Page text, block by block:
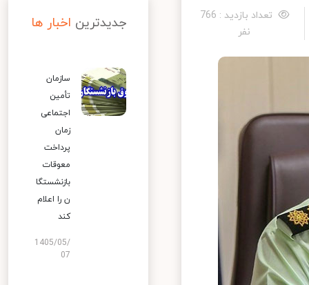
تعداد بازدید : 766
نفر
جدیدترین اخبار ها
سازمان
تأمین
اجتماعی
زمان
پرداخت
معوقات
بازنشستگا
ن را اعلام
کند
1405/05/
07